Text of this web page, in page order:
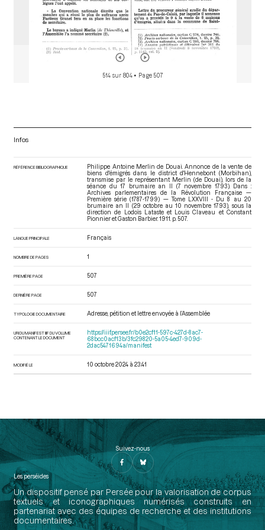
514 sur 804 • Page 507
Infos
RÉFÉRENCE BIBLIOGRAPHIQUE
Philippe Antoine Merlin de Douai. Annonce de la vente de
biens d'émigrés dans le district d'Hennebont (Morbihan),
transmise par le représentant Merlin (de Douai), lors de la
séance du 17 brumaire an II (7 novembre 1793). Dans :
Archives parlementaires de la Révolution Française —
Première série (1787-1799) — Tome LXXVIII - Du 8 au 20
brumaire an II (29 octobre au 10 novembre 1793) , sous la
direction de Lodoïs Lataste et Louis Claveau et Constant
Pionnier et Gaston Barbier. 1911. p. 507.
LANGUE PRINCIPALE Français
NOMBRE DE PAGES 1
PREMIÈRE PAGE 507
DERNIÈRE PAGE 507
TYPOLOGIE DOCUMENTAIRE Adresse, pétition et lettre envoyée à l’Assemblée
URI DU MANIFEST IIIF DU VOLUME
CONTENANT LE DOCUMENT
https://iiif.persee.fr/b0e2cf11-597c-427d-8ac7-
68bcc0acf13b/3fc29820-5a05-4ed7-909d-
2dac5471694a/manifest
MODIFIÉ LE 10 octobre 2024 à 23:41
Suivez-nous
Les perséides
Un dispositif pensé par Persée pour la valorisation de corpus
textuels et iconographiques numérisés construits en
partenariat avec des équipes de recherche et des institutions
documentaires.